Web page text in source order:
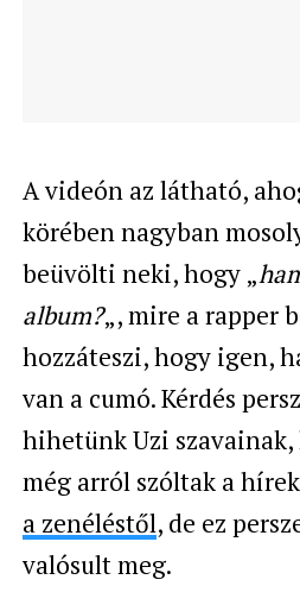
A videón az látható,
körében nagyban
beüvölti neki, hogy „
album?„, mire a rapper
hozzáteszi, hogy igen,
van a cumó. Kérdés
hihetünk Uzi szavainak,
még arról szóltak a
a zenéléstől, de ez
valósult meg.